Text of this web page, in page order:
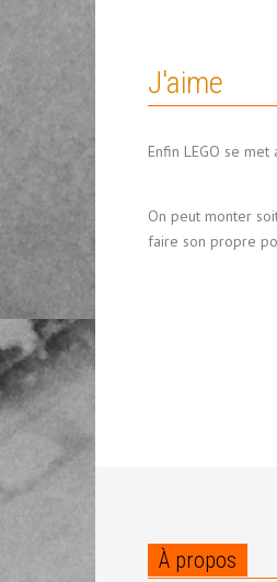
J'aime
Enfin LEGO se
On peut monter
faire son propre
À propos